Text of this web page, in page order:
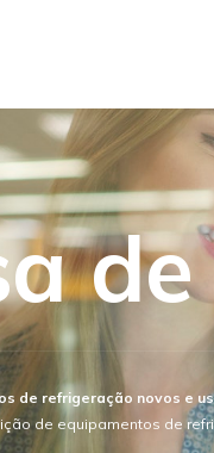
de refrigeração novos e
de equipamentos de